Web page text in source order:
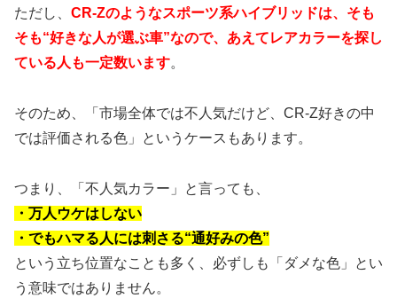
ただし、 CR-Zのようなスポーツ系ハイブリッドは、そも
そも“好きな人が選ぶ車”なので、あえてレアカラーを探し
ている人も一定数います。
そのため、「市場全体では不人気だけど、CR-Z好きの中
では評価される色」というケースもあります。
つまり、「不人気カラー」と言っても、
・万人ウケはしない
・でもハマる人には刺さる“通好みの色”
という立ち位置なことも多く、必ずしも「ダメな色」とい
う意味ではありません。